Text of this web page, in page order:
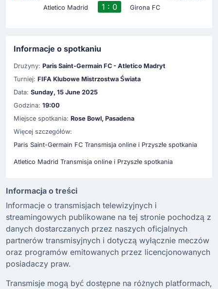
Atletico Madrid
1 : 0 Girona FC
Informacje o spotkaniu
Drużyny: Paris Saint-Germain FC - Atletico Madryt
Turniej: FIFA Klubowe Mistrzostwa Świata
Data: Sunday, 15 June 2025
Godzina: 19:00
Miejsce spotkania: Rose Bowl, Pasadena
Więcej szczegółów:
Paris Saint-Germain FC Transmisja online i Przyszłe spotkania
Atletico Madrid Transmisja online i Przyszłe spotkania
Informacja o treści
Informacje o transmisjach telewizyjnych i
streamingowych publikowane na tej stronie pochodzą z
danych dostarczanych przez naszych oficjalnych
partnerów transmisyjnych i dotyczą wyłącznie meczów
oraz programów emitowanych przez licencjonowanych
posiadaczy praw.
Transmisje mogą być dostępne na różnych platformach,